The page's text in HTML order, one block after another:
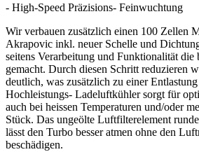
- High-Speed Präzisions- Feinwuchtung
Wir verbauen zusätzlich einen 100 Zellen
Akrapovic inkl. neuer Schelle und
seitens Verarbeitung und Funktionalität die
gemacht. Durch diesen Schritt reduzieren
deutlich, was zusätzlich zu einer
Hochleistungs- Ladeluftkühler sorgt für
auch bei heissen Temperaturen und/oder
Stück. Das ungeölte Luftfilterelement
lässt den Turbo besser atmen ohne den
beschädigen.